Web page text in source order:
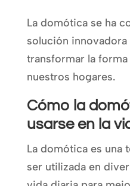
La domótica se ha
solución
transformar la
nuestros hogares.
Cómo la
usarse en la
La domótica es una
ser utilizada en